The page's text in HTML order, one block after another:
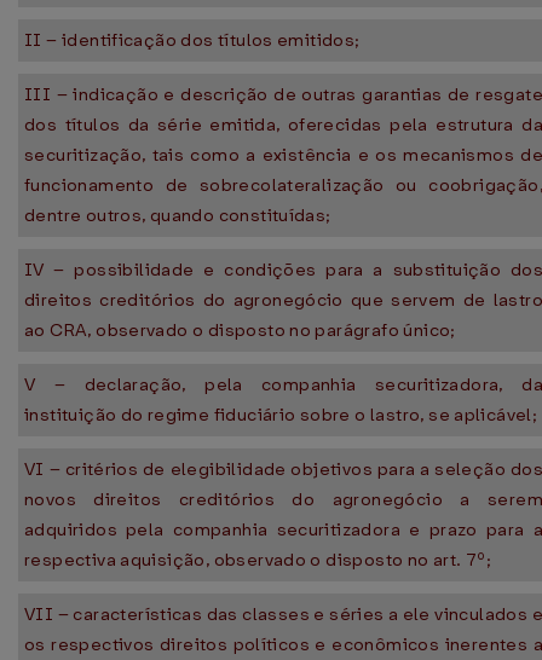
II – identificação dos títulos emitidos;
III – indicação e descrição de outras garantias de resgate
dos títulos da série emitida, oferecidas pela estrutura da
securitização, tais como a existência e os mecanismos de
funcionamento de sobrecolateralização ou coobrigação,
dentre outros, quando constituídas;
IV – possibilidade e condições para a substituição dos
direitos creditórios do agronegócio que servem de lastro
ao CRA, observado o disposto no parágrafo único;
V – declaração, pela companhia securitizadora, da
instituição do regime fiduciário sobre o lastro, se aplicável;
VI – critérios de elegibilidade objetivos para a seleção dos
novos direitos creditórios do agronegócio a serem
adquiridos pela companhia securitizadora e prazo para a
respectiva aquisição, observado o disposto no art. 7º;
VII – características das classes e séries a ele vinculados e
os respectivos direitos políticos e econômicos inerentes a